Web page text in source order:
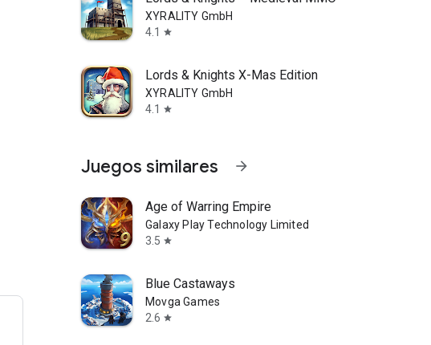
XYRALITY GmbH
4.1
star
Lords & Knights X-Mas Edition
XYRALITY GmbH
4.1
star
Juegos similares arrow_forward
Age of Warring Empire
Galaxy Play Technology Limited
3.5 star
Blue Castaways
Movga Games
2.6 star